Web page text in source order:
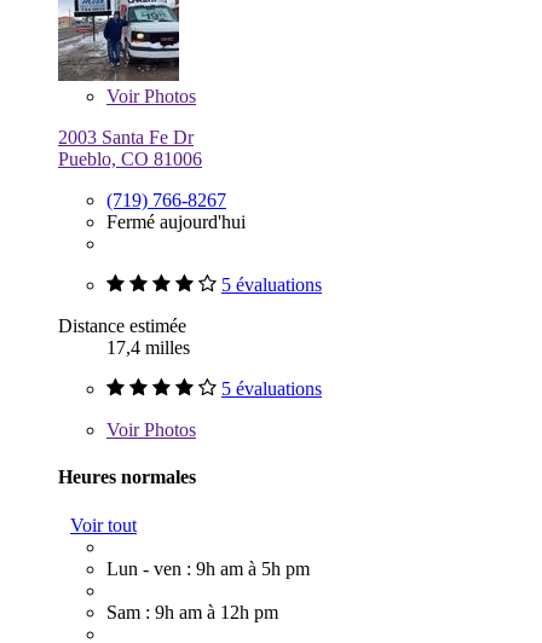
VoirPhotos
2003 Santa Fe Dr
Pueblo, CO 81006
(719) 766-8267
Fermé aujourd'hui
5 évaluations
Distance estimée
17,4 milles
5 évaluations
VoirPhotos
Heures normales
Voir tout
Lun - ven : 9h am à 5h pm
Sam : 9h am à 12h pm